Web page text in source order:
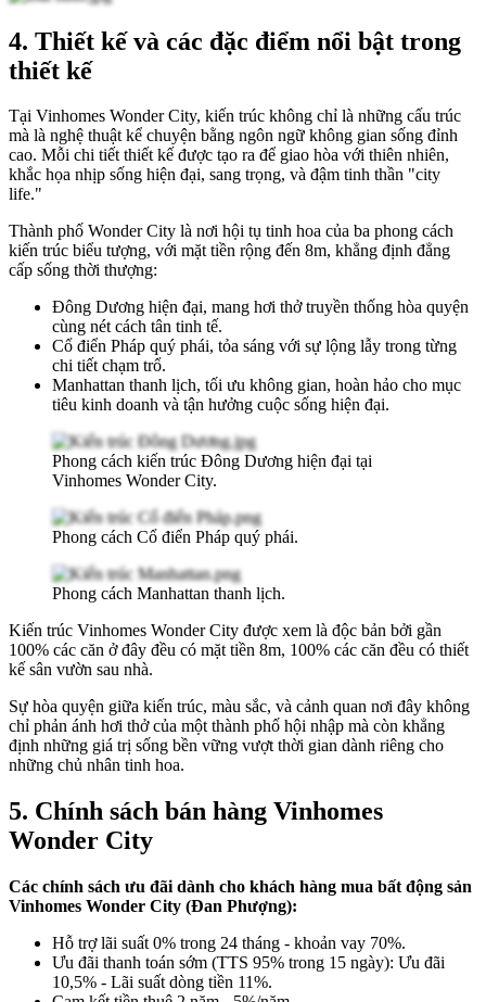
4. Thiết kế và các đặc điểm nổi bật trong
thiết kế
Tại Vinhomes Wonder City, kiến trúc không chỉ là những cấu trúc
mà là nghệ thuật kể chuyện bằng ngôn ngữ không gian sống đỉnh
cao. Mỗi chi tiết thiết kế được tạo ra để giao hòa với thiên nhiên,
khắc họa nhịp sống hiện đại, sang trọng, và đậm tinh thần "city
life."
Thành phố Wonder City là nơi hội tụ tinh hoa của ba phong cách
kiến trúc biểu tượng, với mặt tiền rộng đến 8m, khẳng định đẳng
cấp sống thời thượng:
Đông Dương hiện đại, mang hơi thở truyền thống hòa quyện
cùng nét cách tân tinh tế.
Cổ điển Pháp quý phái, tỏa sáng với sự lộng lẫy trong từng
chi tiết chạm trổ.
Manhattan thanh lịch, tối ưu không gian, hoàn hảo cho mục
tiêu kinh doanh và tận hưởng cuộc sống hiện đại.
Phong cách kiến trúc Đông Dương hiện đại tại
Vinhomes Wonder City.
Phong cách Cổ điển Pháp quý phái.
Phong cách Manhattan thanh lịch.
Kiến trúc Vinhomes Wonder City được xem là độc bản bởi gần
100% các căn ở đây đều có mặt tiền 8m, 100% các căn đều có thiết
kế sân vườn sau nhà.
Sự hòa quyện giữa kiến trúc, màu sắc, và cảnh quan nơi đây không
chỉ phản ánh hơi thở của một thành phố hội nhập mà còn khẳng
định những giá trị sống bền vững vượt thời gian dành riêng cho
những chủ nhân tinh hoa.
5. Chính sách bán hàng Vinhomes
Wonder City
Các chính sách ưu đãi dành cho khách hàng mua bất động sản
Vinhomes Wonder City (Đan Phượng):
Hỗ trợ lãi suất 0% trong 24 tháng - khoản vay 70%.
Ưu đãi thanh toán sớm (TTS 95% trong 15 ngày): Ưu đãi
10,5% - Lãi suất dòng tiền 11%.